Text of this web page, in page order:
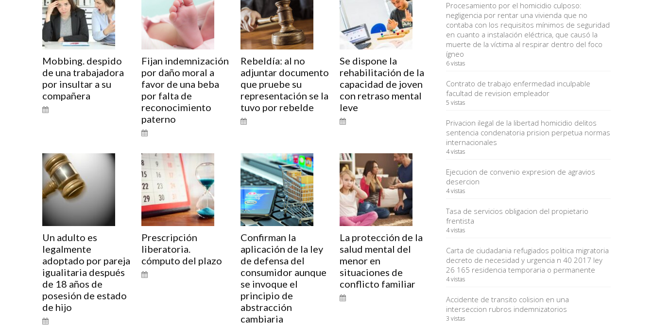
Mobbing. despido
de una trabajadora
por insultar a su
compañera
Fijan indemnización
por daño moral a
favor de una beba
por falta de
reconocimiento
paterno
Rebeldía: al no
adjuntar documento
que pruebe su
representación se la
tuvo por rebelde
Se dispone la
rehabilitación de la
capacidad de joven
con retraso mental
leve
Un adulto es
legalmente
adoptado por pareja
igualitaria después
de 18 años de
posesión de estado
de hijo
Prescripción
liberatoria.
cómputo del plazo
Confirman la
aplicación de la ley
de defensa del
consumidor aunque
se invoque el
principio de
abstracción
cambiaria
La protección de la
salud mental del
menor en
situaciones de
conflicto familiar
Procesamiento por el homicidio culposo:
negligencia por rentar una vivienda que no
contaba con los requisitos mínimos de seguridad
en cuanto a instalación eléctrica, que causó la
muerte de la víctima al respirar dentro del foco
ígneo
6 vistas
Contrato de trabajo enfermedad inculpable
facultad de revision empleador
5 vistas
Privacion ilegal de la libertad homicidio delitos
sentencia condenatoria prision perpetua normas
internacionales
4 vistas
Ejecucion de convenio expresion de agravios
desercion
4 vistas
Tasa de servicios obligacion del propietario
frentista
4 vistas
Carta de ciudadania refugiados politica migratoria
decreto de necesidad y urgencia n 40 2017 ley
26 165 residencia temporaria o permanente
4 vistas
Accidente de transito colision en una
interseccion rubros indemnizatorios
3 vistas